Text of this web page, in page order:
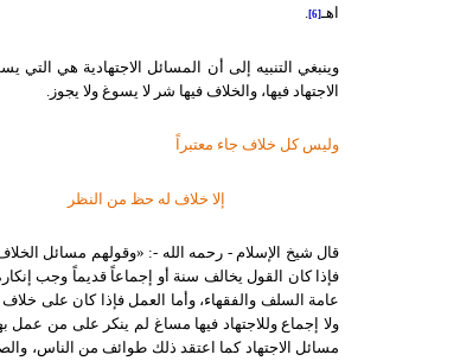
اهـ[6]
.
وينبغي التنبيه إلى أن المسائل الاجتهادية هي التي
الاجتهاد فيها، والخلاف فيها شر لا يسوغ ولا يجوز.
وليس كل خلاف جاء معتبراً
إلا خلاف له حظ من النظر
قال شيخ الإسلام - رحمه الله -: «وقولهم مسائل الخلاف
فإذا كان القول يخالف سنة أو إجماعاً قديماً وجب
عامة السلف والفقهاء، وأما العمل فإذا كان على
ولا إجماع وللاجتهاد فيها مساغ لم ينكر على من عمل
مسائل الاجتهاد كما اعتقد ذلك طوائف من الناس،